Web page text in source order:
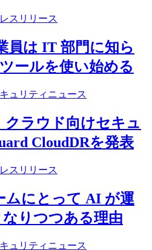
スリリース
員は IT 部門に知ら
ールを使い始める
ュリティニュース
クラウド向けセキュ
CloudDRを発表
スリリース
ムにとって AI が運
りつつある理由
ュリティニュース